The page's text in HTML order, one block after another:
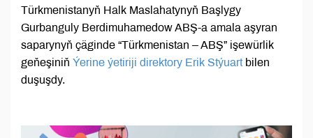
Türkmenistanyň Halk Maslahatynyň Başlygy
Gurbanguly Berdimuhamedow ABŞ-a amala aşyran
saparynyň çäginde “Türkmenistan – ABŞ” işewürlik
geňeşiniň Ýerine ýetiriji direktory Erik Stýuartbilen
duşuşdy.